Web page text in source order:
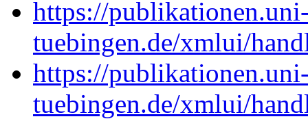
https://
tuebingen.de/xmlui/
https://
tuebingen.de/xmlui/